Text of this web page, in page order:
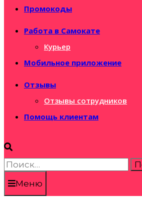
Промокоды
Работа в Самокате
Курьер
Мобильное приложение
Отзывы
Отзывы сотрудников
Помощь клиентам
Найти:
Меню